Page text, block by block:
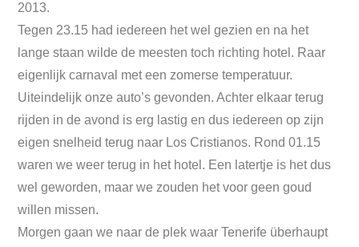
2013.
Tegen 23.15 had iedereen het wel gezien en na het
lange staan wilde de meesten toch richting hotel. Raar
eigenlijk carnaval met een zomerse temperatuur.
Uiteindelijk onze auto’s gevonden. Achter elkaar terug
rijden in de avond is erg lastig en dus iedereen op zijn
eigen snelheid terug naar Los Cristianos. Rond 01.15
waren we weer terug in het hotel. Een latertje is het dus
wel geworden, maar we zouden het voor geen goud
willen missen.
Morgen gaan we naar de plek waar Tenerife überhaupt